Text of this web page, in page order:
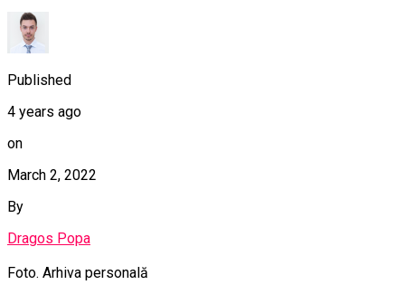
Published
4 years ago
on
March 2, 2022
By
Dragos Popa
Foto. Arhiva personală